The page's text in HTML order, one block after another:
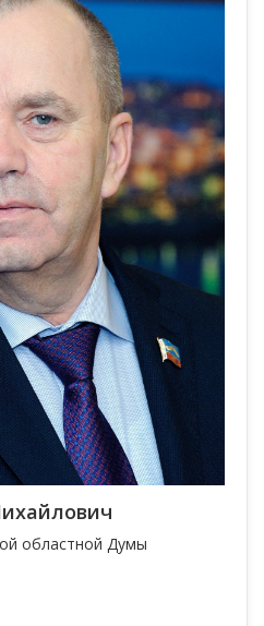
областной Думы